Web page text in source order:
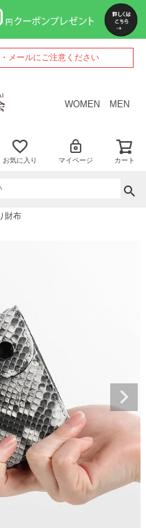
メールにご注意ください
WOMEN MEN
お気に入り マイページ カート
財布
ペー
ジト
ップ
へ